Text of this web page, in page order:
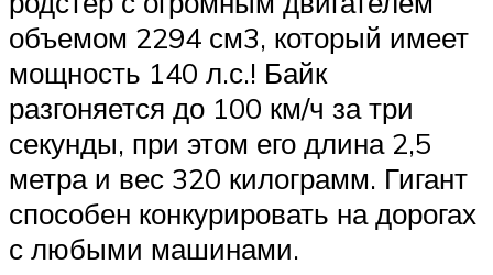
объемом 2294 см3, который имеет
мощность 140 л.с.! Байк
разгоняется до 100 км/ч за три
секунды, при этом его длина 2,5
метра и вес 320 килограмм. Гигант
способен конкурировать на дорогах
с любыми машинами.